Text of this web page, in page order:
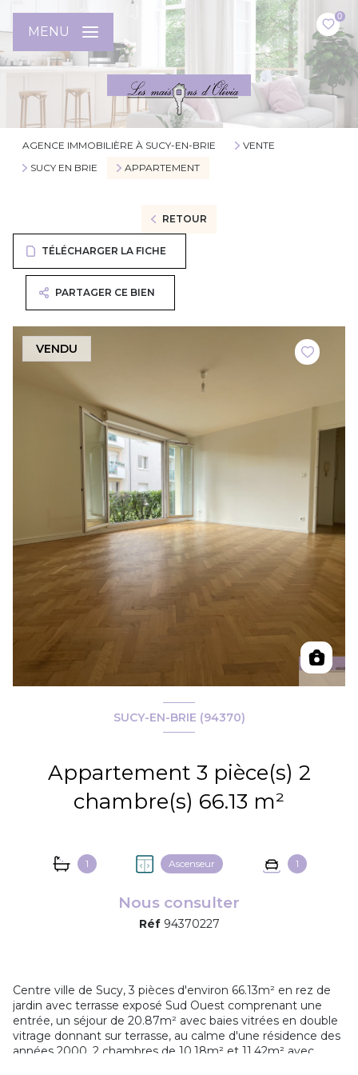
0
MENU
AGENCE IMMOBILIÈRE À SUCY-EN-BRIE
VENTE
SUCY EN BRIE
APPARTEMENT
RETOUR
TÉLÉCHARGER LA FICHE
PARTAGER CE BIEN
VENDU
SUCY-EN-BRIE (94370)
Appartement 3 pièce(s) 2
chambre(s) 66.13 m²
1 Ascenseur 1
Nous consulter
Réf 94370227
Centre ville de Sucy, 3 pièces d'environ 66.13m² en rez de
jardin avec terrasse exposé Sud Ouest comprenant une
entrée, un séjour de 20.87m² avec baies vitrées en double
vitrage donnant sur terrasse, au calme d'une résidence des
années 2000, 2 chambres de 10.18m² et 11.42m² avec